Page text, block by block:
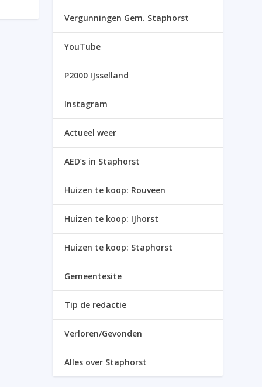
Vergunningen Gem. Staphorst
YouTube
P2000 IJsselland
Instagram
Actueel weer
AED’s in Staphorst
Huizen te koop: Rouveen
Huizen te koop: IJhorst
Huizen te koop: Staphorst
Gemeentesite
Tip de redactie
Verloren/Gevonden
Alles over Staphorst